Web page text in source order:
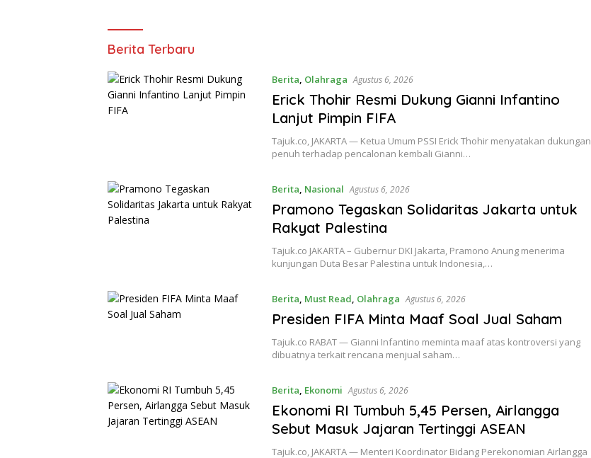
Tajuk.co
Berita Terbaru
Berita, Olahraga Agustus 6, 2026
Erick Thohir Resmi Dukung Gianni Infantino
Lanjut Pimpin FIFA
Tajuk.co, JAKARTA — Ketua Umum PSSI Erick Thohir menyatakan dukungan
penuh terhadap pencalonan kembali Gianni…
Berita, Nasional Agustus 6, 2026
Pramono Tegaskan Solidaritas Jakarta untuk
Rakyat Palestina
Tajuk.co JAKARTA – Gubernur DKI Jakarta, Pramono Anung menerima
kunjungan Duta Besar Palestina untuk Indonesia,…
Berita, Must Read, Olahraga Agustus 6, 2026
Presiden FIFA Minta Maaf Soal Jual Saham
Tajuk.co RABAT — Gianni Infantino meminta maaf atas kontroversi yang
dibuatnya terkait rencana menjual saham…
Berita, Ekonomi Agustus 6, 2026
Ekonomi RI Tumbuh 5,45 Persen, Airlangga
Sebut Masuk Jajaran Tertinggi ASEAN
Tajuk.co, JAKARTA — Menteri Koordinator Bidang Perekonomian Airlangga